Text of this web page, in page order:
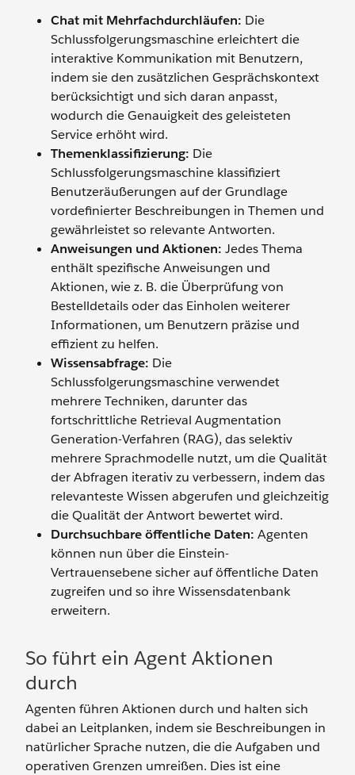
Chat mit Mehrfachdurchläufen: Die
Schlussfolgerungsmaschine erleichtert die
interaktive Kommunikation mit Benutzern,
indem sie den zusätzlichen Gesprächskontext
berücksichtigt und sich daran anpasst,
wodurch die Genauigkeit des geleisteten
Service erhöht wird.
Themenklassifizierung: Die
Schlussfolgerungsmaschine klassifiziert
Benutzeräußerungen auf der Grundlage
vordefinierter Beschreibungen in Themen und
gewährleistet so relevante Antworten.
Anweisungen und Aktionen: Jedes Thema
enthält spezifische Anweisungen und
Aktionen, wie z. B. die Überprüfung von
Bestelldetails oder das Einholen weiterer
Informationen, um Benutzern präzise und
effizient zu helfen.
Wissensabfrage: Die
Schlussfolgerungsmaschine verwendet
mehrere Techniken, darunter das
fortschrittliche Retrieval Augmentation
Generation-Verfahren (RAG), das selektiv
mehrere Sprachmodelle nutzt, um die Qualität
der Abfragen iterativ zu verbessern, indem das
relevanteste Wissen abgerufen und gleichzeitig
die Qualität der Antwort bewertet wird.
Durchsuchbare öffentliche Daten: Agenten
können nun über die Einstein-
Vertrauensebene sicher auf öffentliche Daten
zugreifen und so ihre Wissensdatenbank
erweitern.
So führt ein Agent Aktionen
durch
Agenten führen Aktionen durch und halten sich
dabei an Leitplanken, indem sie Beschreibungen in
natürlicher Sprache nutzen, die die Aufgaben und
operativen Grenzen umreißen. Dies ist eine